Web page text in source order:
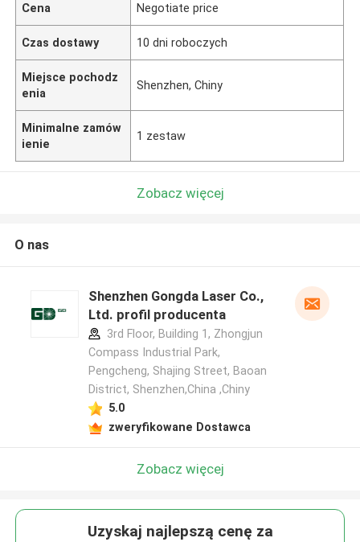
Cena Negotiate price
Czas dostawy 10 dni roboczych
Miejsce pochodz
enia
Shenzhen, Chiny
Minimalne zamów
ienie
1 zestaw
Zobacz więcej
O nas
Shenzhen Gongda Laser Co.,
Ltd. profil producenta
3rd Floor, Building 1, Zhongjun
Compass Industrial Park,
Pengcheng, Shajing Street, Baoan
District, Shenzhen,China ,Chiny
5.0
zweryfikowane Dostawca
Zobacz więcej
Uzyskaj najlepszą cenę za